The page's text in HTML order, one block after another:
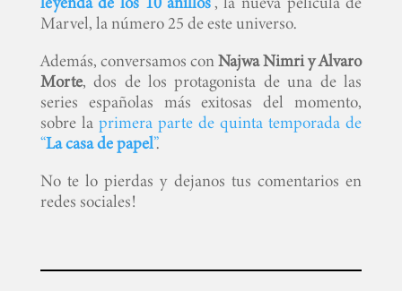
Marvel, la número 25 de este universo.
Además, conversamos conNajwa Nimri y Alvaro
Morte, dos de los protagonista de una de las
series españolas más exitosas del momento,
sobre la primera parte de quinta temporada de
“La casa de papel”.
No te lo pierdas y dejanos tus comentarios en
redes sociales!